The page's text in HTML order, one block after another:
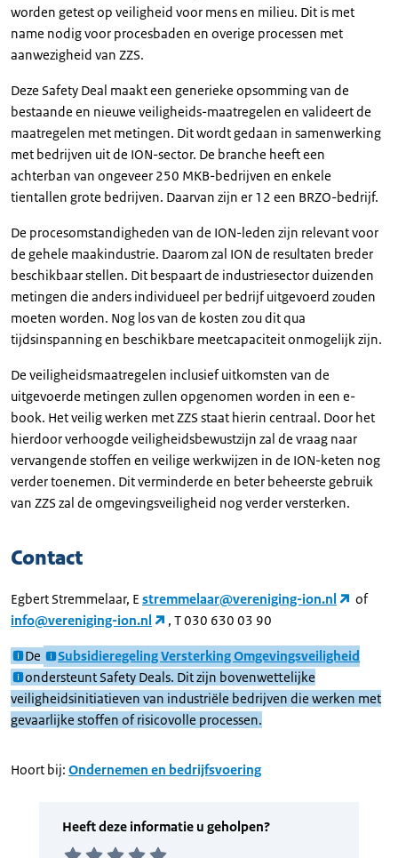
worden getest op veiligheid voor mens en milieu. Dit is met
name nodig voor procesbaden en overige processen met
aanwezigheid van ZZS.
Deze Safety Deal maakt een generieke opsomming van de
bestaande en nieuwe veiligheids-maatregelen en valideert de
maatregelen met metingen. Dit wordt gedaan in samenwerking
met bedrijven uit de ION-sector. De branche heeft een
achterban van ongeveer 250 MKB-bedrijven en enkele
tientallen grote bedrijven. Daarvan zijn er 12 een BRZO-bedrijf.
De procesomstandigheden van de ION-leden zijn relevant voor
de gehele maakindustrie. Daarom zal ION de resultaten breder
beschikbaar stellen. Dit bespaart de industriesector duizenden
metingen die anders individueel per bedrijf uitgevoerd zouden
moeten worden. Nog los van de kosten zou dit qua
tijdsinspanning en beschikbare meetcapaciteit onmogelijk zijn.
De veiligheidsmaatregelen inclusief uitkomsten van de
uitgevoerde metingen zullen opgenomen worden in een e-
book. Het veilig werken met ZZS staat hierin centraal. Door het
hierdoor verhoogde veiligheidsbewustzijn zal de vraag naar
vervangende stoffen en veilige werkwijzen in de ION-keten nog
verder toenemen. Dit verminderde en beter beheerste gebruik
van ZZS zal de omgevingsveiligheid nog verder versterken.
Contact
Egbert Stremmelaar, E stremmelaar@vereniging-ion.nl
of
info@vereniging-ion.nl
, T 030 630 03 90
De
Subsidieregeling Versterking Omgevingsveiligheid
ondersteunt Safety Deals. Dit zijn bovenwettelijke
veiligheidsinitiatieven van industriële bedrijven die werken met
gevaarlijke stoffen of risicovolle processen.
Hoort bij: Ondernemen en bedrijfsvoering